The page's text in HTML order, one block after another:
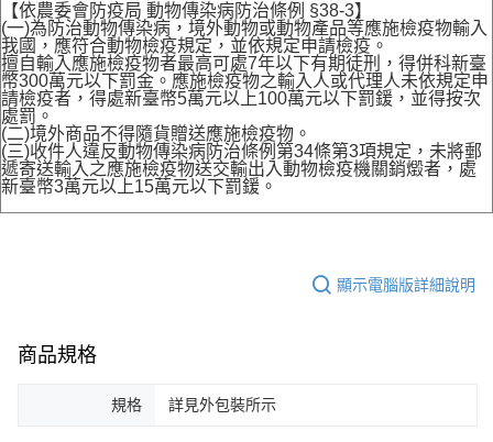
【依農委會防疫局 動物傳染病防治條例 §38-3】
(一)為防治動物傳染病，境外動物或動物產品等應施檢疫物輸入
我國，應符合動物檢疫規定，並依規定申請檢疫。
擅自輸入應施檢疫物者最高可處7年以下有期徒刑，得併科新臺
幣300萬元以下罰金。應施檢疫物之輸入人或代理人未依規定申
請檢疫者，得處新臺幣5萬元以上100萬元以下罰鍰，並得按次
處罰。
(二)境外商品不得隨貨贈送應施檢疫物。
(三)收件人違反動物傳染病防治條例第34條第3項規定，未將郵
遞寄送輸入之應施檢疫物送交輸出入動物檢疫機關銷燬者，處
新臺幣3萬元以上15萬元以下罰鍰。
顯示電腦版詳細說明
商品規格
規格 詳見外包裝所示